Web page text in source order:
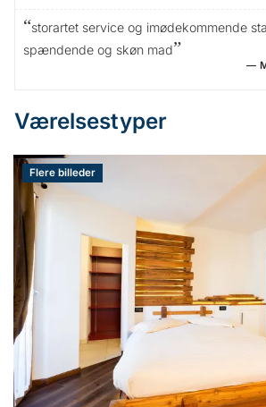
storartet service og imødekommende
spændende og skøn mad
Værelsestyper
Flere billeder